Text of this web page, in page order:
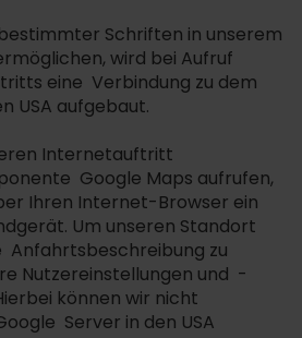
Schriften in unserem
wird bei Aufruf
eine Verbindung zu dem
USA aufgebaut.
Internetauftritt
Google Maps aufrufen,
Ihren Internet-Browser ein
Um unseren Standort
Anfahrtsbeschreibung zu
Nutzereinstellungen und -
können wir nicht
Server in den USA